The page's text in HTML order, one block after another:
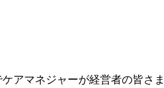
ケアマネジャーが経営者の皆さ